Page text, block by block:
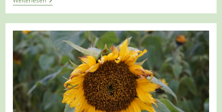
1359
–
Xanten
–
Einmal
Um
Die
Colonia
Ulpia
Traiana